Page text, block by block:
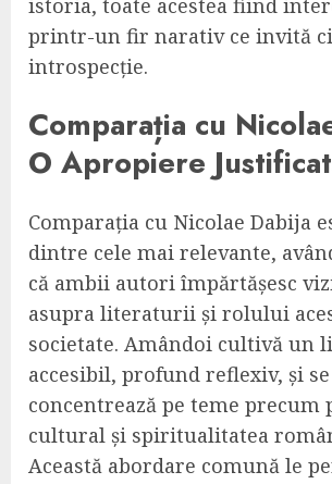
istoria, toate acestea fiind
printr-un fir narativ ce invită
introspecție.
Comparația cu
O Apropiere
Comparația cu Nicolae Dabija
dintre cele mai relevante,
că ambii autori împărtășesc
asupra literaturii și rolului
societate. Amândoi cultivă un
accesibil, profund reflexiv, și se
concentrează pe teme
cultural și spiritualitatea
Această abordare comună le